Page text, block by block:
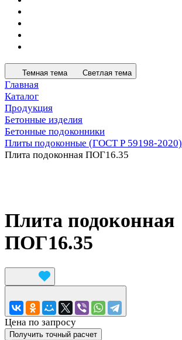
Темная тема Светлая тема
Главная
Каталог
Продукция
Бетонные изделия
Бетонные подоконники
Плиты подоконные (ГОСТ Р 59198-2020)
Плита подоконная ПОГ16.35
Плита подоконная
ПОГ16.35
Цена по запросу
Получить точный расчет